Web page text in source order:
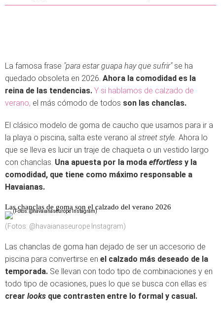
La famosa frase "para estar guapa hay que sufrir"se ha
quedado obsoleta en 2026. Ahora la comodidad es la
reina de las tendencias. Y si hablamos de calzado de
verano, el más cómodo de todos son las chanclas.
El clásico modelo de goma de caucho que usamos para ir a
la playa o piscina, salta este verano al street style. Ahora lo
que se lleva es lucir un traje de chaqueta o un vestido largo
con chanclas. Una apuesta por la moda effortless y la
comodidad, que tiene como máximo responsable a
Havaianas.
Las chanclas de goma son el calzado del verano 2026
(Fotos: @havaianaseurope Instagram)
Las chanclas de goma han dejado de ser un accesorio de
piscina para convertirse en el calzado más deseado de la
temporada. Se llevan con todo tipo de combinaciones y en
todo tipo de ocasiones, pues lo que se busca con ellas es
crear looks que contrasten entre lo formal y casual.